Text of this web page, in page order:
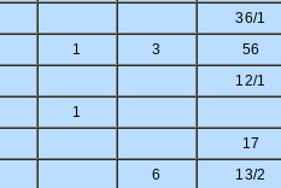
36/1
1 3
56
12/1
1
17
6
13/2